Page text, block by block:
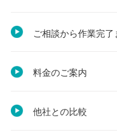
ご相談から作業完了
料金のご案内
他社との比較